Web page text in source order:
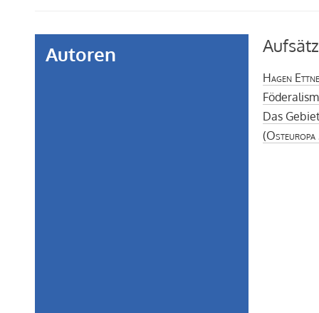
Autoren
Hagen
Das
(Osteuropa